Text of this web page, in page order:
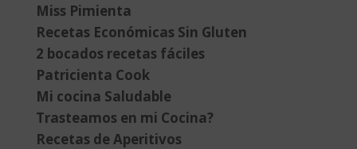
Miss Pimienta
Recetas Económicas Sin Gluten
2 bocados recetas fáciles
Patricienta Cook
Mi cocina Saludable
Trasteamos en mi Cocina?
Recetas de Aperitivos